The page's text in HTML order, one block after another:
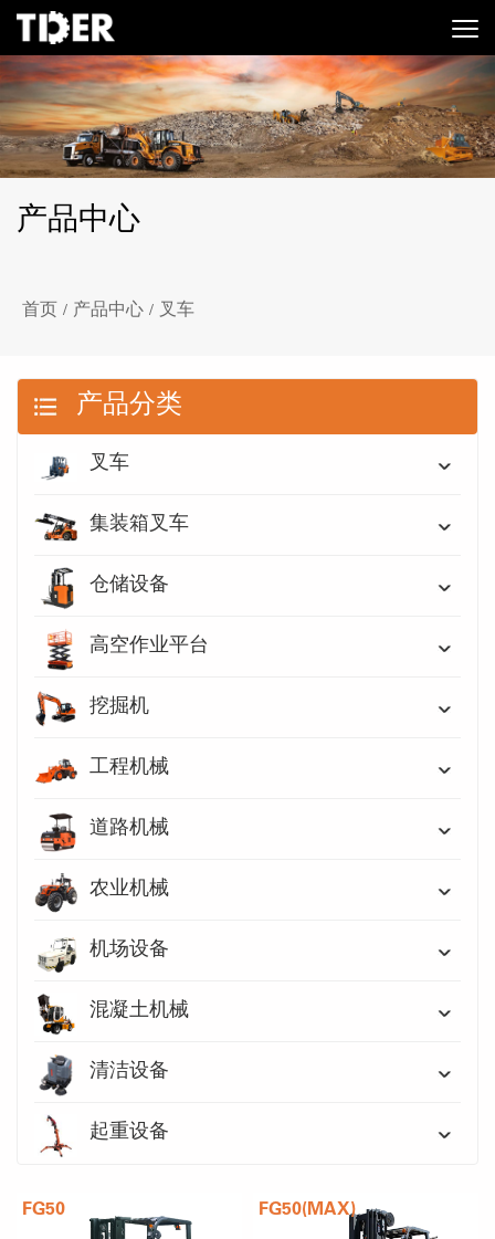
产品中心
首页 / 产品中心 / 叉车
产品分类
叉车
集装箱叉车
仓储设备
高空作业平台
挖掘机
工程机械
道路机械
农业机械
机场设备
混凝土机械
清洁设备
起重设备
FG50 FG50(MAX)